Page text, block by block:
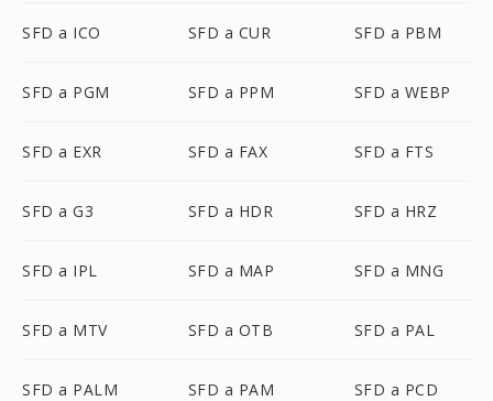
SFD a ICO SFD a CUR SFD a PBM
SFD a PGM SFD a PPM SFD a WEBP
SFD a EXR SFD a FAX SFD a FTS
SFD a G3 SFD a HDR SFD a HRZ
SFD a IPL SFD a MAP SFD a MNG
SFD a MTV SFD a OTB SFD a PAL
SFD a PALM SFD a PAM SFD a PCD